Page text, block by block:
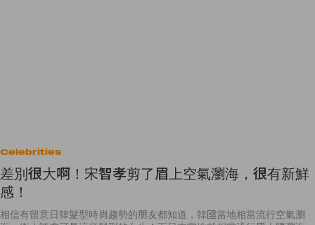
Celebrities
差別很大啊！宋智孝剪了眉上空氣瀏海，很有新鮮
感！
相信有留意日韓髮型時尚趨勢的朋友都知道，韓國當地相當流行空氣瀏